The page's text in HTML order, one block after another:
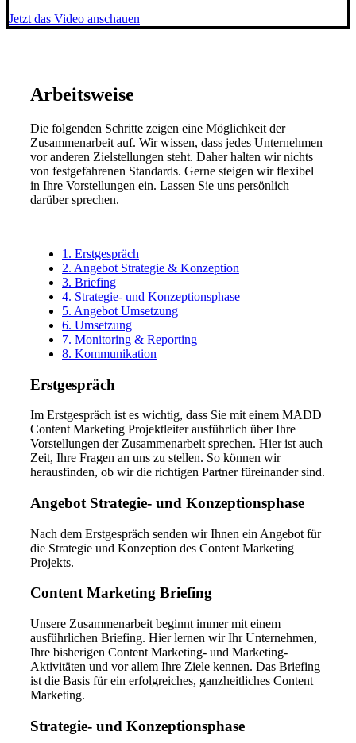
Jetzt das Video anschauen
Arbeitsweise
Die folgenden Schritte zeigen eine Möglichkeit der
Zusammenarbeit auf. Wir wissen, dass jedes Unternehmen
vor anderen Zielstellungen steht. Daher halten wir nichts
von festgefahrenen Standards. Gerne steigen wir flexibel
in Ihre Vorstellungen ein. Lassen Sie uns persönlich
darüber sprechen.
1. Erstgespräch
2. Angebot Strategie & Konzeption
3. Briefing
4. Strategie- und Konzeptionsphase
5. Angebot Umsetzung
6. Umsetzung
7. Monitoring & Reporting
8. Kommunikation
Erstgespräch
Im Erstgespräch ist es wichtig, dass Sie mit einem MADD
Content Marketing Projektleiter ausführlich über Ihre
Vorstellungen der Zusammenarbeit sprechen. Hier ist auch
Zeit, Ihre Fragen an uns zu stellen. So können wir
herausfinden, ob wir die richtigen Partner füreinander sind.
Angebot Strategie- und Konzeptionsphase
Nach dem Erstgespräch senden wir Ihnen ein Angebot für
die Strategie und Konzeption des Content Marketing
Projekts.
Content Marketing Briefing
Unsere Zusammenarbeit beginnt immer mit einem
ausführlichen Briefing. Hier lernen wir Ihr Unternehmen,
Ihre bisherigen Content Marketing- und Marketing-
Aktivitäten und vor allem Ihre Ziele kennen. Das Briefing
ist die Basis für ein erfolgreiches, ganzheitliches Content
Marketing.
Strategie- und Konzeptionsphase